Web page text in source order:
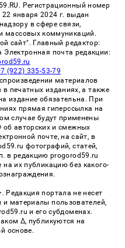
Регистрационный номер
января 2024 г. выдан
в сфере связи,
массовых коммуникаций.
сайт". Главный редактор:
почта редакции:
(922) 335-53-79
материалов
печатных изданиях, а также
издание обязательна. При
прямая гиперссылка на
случае будут применены
авторских и смежных
почте, на сайт, в
фотографий, статей,
в редакцию progorod59.ru
на их публикацию без какого-
Редакция портала не несет
и материалы пользователей,
и его субдоменах.
Δ, публикуются на
основе.